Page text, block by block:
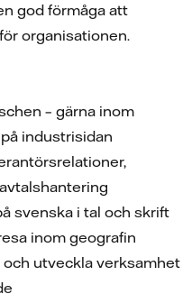
god förmåga att
organisationen.
– gärna inom
industrisidan
svenska i tal och skrift
inom geografin
utveckla verksamhet